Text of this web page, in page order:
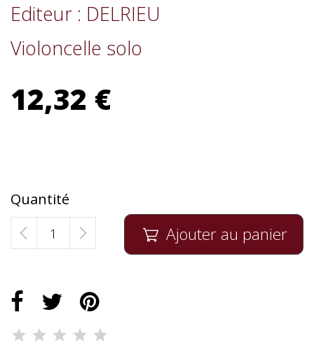
Editeur : DELRIEU
Violoncelle solo
12,32 €
Quantité
 Ajouter au panier